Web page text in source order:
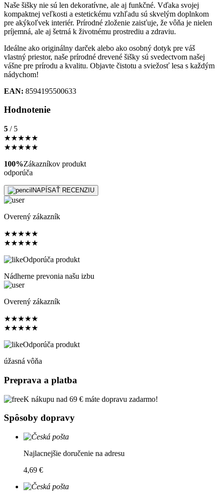
Naše šišky nie sú len dekoratívne, ale aj funkčné. Vďaka svojej
kompaktnej veľkosti a estetickému vzhľadu sú skvelým doplnkom
pre akýkoľvek interiér. Prírodné zloženie zaisťuje, že vôňa je nielen
príjemná, ale aj šetrná k životnému prostrediu a zdraviu.
Ideálne ako originálny darček alebo ako osobný dotyk pre váš
vlastný priestor, naše prírodné drevené šišky sú svedectvom našej
vášne pre prírodu a kvalitu. Objavte čistotu a sviežosť lesa s každým
nádychom!
EAN: 8594195500633
Hodnotenie
5 / 5
★★★★★
★★★★★
100%Zákazníkov produkt
odporúča
NAPÍSAŤ RECENZIU
Overený zákazník
★★★★★
★★★★★
Odporúča produkt
Nádherne prevonia našu izbu
Overený zákazník
★★★★★
★★★★★
Odporúča produkt
úžasná vôňa
Preprava a platba
K nákupu nad 69 € máte dopravu zadarmo!
Spôsoby dopravy
Najlacnejšie doručenie na adresu
4,69 €